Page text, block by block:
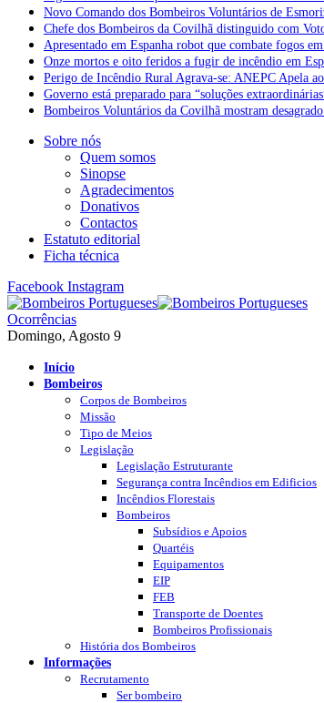
Novo Comando dos Bombeiros Voluntários de
Chefe dos Bombeiros da Covilhã distinguido com
Apresentado em Espanha robot que combate fogos
Onze mortos e oito feridos a fugir de incêndio em
Perigo de Incêndio Rural Agrava-se: ANEPC Apela
Governo está preparado para “soluções
Bombeiros Voluntários da Covilhã mostram
Sobre nós
Quem somos
Sinopse
Agradecimentos
Donativos
Contactos
Estatuto editorial
Ficha técnica
Facebook Instagram
Ocorrências
Domingo, Agosto 9
Início
Bombeiros
Corpos de Bombeiros
Missão
Tipo de Meios
Legislação
Legislação Estruturante
Segurança contra Incêndios em Edificios
Incêndios Florestais
Bombeiros
Subsídios e Apoios
Quartéis
Equipamentos
EIP
FEB
Transporte de Doentes
Bombeiros Profissionais
História dos Bombeiros
Informações
Recrutamento
Ser bombeiro